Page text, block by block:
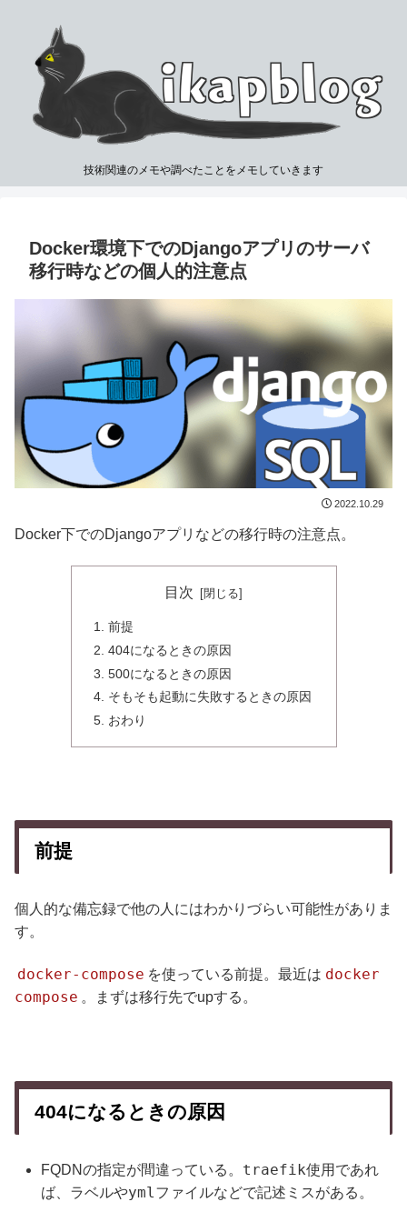
技術関連のメモや調べたことをメモしていきます
Docker環境下でのDjangoアプリのサーバ
移行時などの個人的注意点
2022.10.29
Docker下でのDjangoアプリなどの移行時の注意点。
目次
前提
404になるときの原因
500になるときの原因
そもそも起動に失敗するときの原因
おわり
前提
個人的な備忘録で他の人にはわかりづらい可能性がありま
す。
docker-compose を使っている前提。最近は docker
compose 。まずは移行先でupする。
404になるときの原因
FQDNの指定が間違っている。 traefik使用であれ
ば、ラベルやymlファイルなどで記述ミスがある。